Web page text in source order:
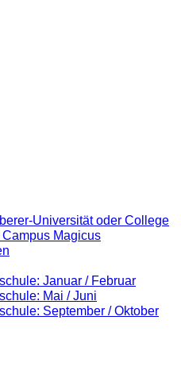
Universität oder College
Magicus
Januar / Februar
Mai / Juni
September / Oktober